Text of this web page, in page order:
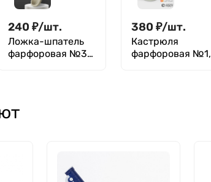
240 ₽/шт.
Ложка-шпатель
фарфоровая №3
380 ₽/шт.
Кастрюля
фарфоровая №1,